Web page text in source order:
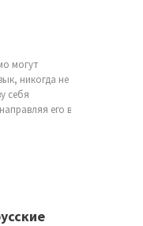
могут
никогда не
себя
его в